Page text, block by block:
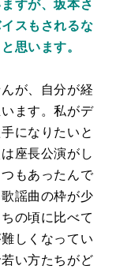
すが、坂本さ
スもされるな
思います。
が、自分が経
ます。私がデ
になりたいと
座長公演がし
もあったんで
謡曲の枠が少
の頃に比べて
しくなってい
い方たちがど